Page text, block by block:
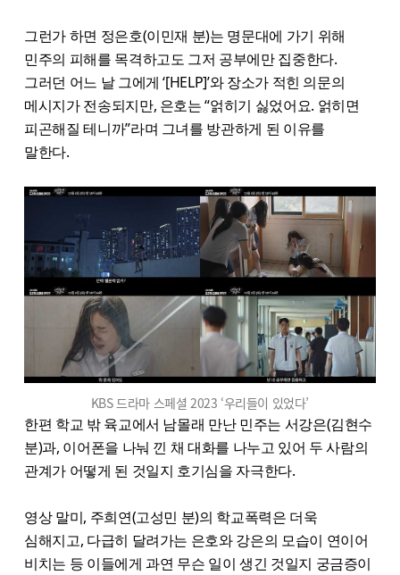
그런가 하면 정은호(이민재 분)는 명문대에 가기 위해
민주의 피해를 목격하고도 그저 공부에만 집중한다.
그러던 어느 날 그에게 ‘[HELP]’와 장소가 적힌 의문의
메시지가 전송되지만, 은호는 “얽히기 싫었어요. 얽히면
피곤해질 테니까”라며 그녀를 방관하게 된 이유를
말한다.
KBS 드라마 스페셜 2023 ‘우리들이 있었다’
한편 학교 밖 육교에서 남몰래 만난 민주는 서강은(김현수
분)과, 이어폰을 나눠 낀 채 대화를 나누고 있어 두 사람의
관계가 어떻게 된 것일지 호기심을 자극한다.
영상 말미, 주희연(고성민 분)의 학교폭력은 더욱
심해지고, 다급히 달려가는 은호와 강은의 모습이 연이어
비치는 등 이들에게 과연 무슨 일이 생긴 것일지 궁금증이